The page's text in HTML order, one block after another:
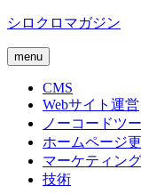
シロクロマガジン
menu
CMS
Webサイト運営
ノーコードツ
ホームページ
マーケティング
技術